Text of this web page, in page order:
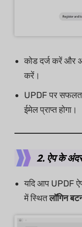
कोड दर्ज करें और
करें।
UPDF पर
ईमेल प्राप्त होगा।
2. ऐप के
यदि आप UPDF
में स्थितलॉगिन